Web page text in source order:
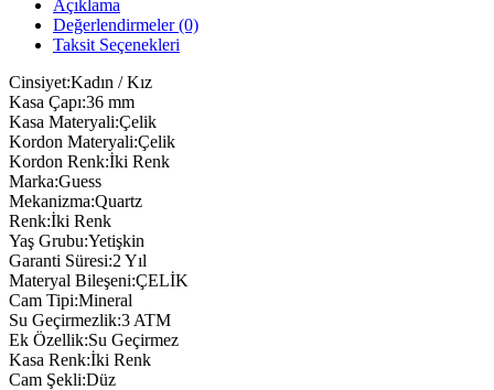
Açıklama
Değerlendirmeler (0)
Taksit Seçenekleri
Cinsiyet:Kadın / Kız
Kasa Çapı:36 mm
Kasa Materyali:Çelik
Kordon Materyali:Çelik
Kordon Renk:İki Renk
Marka:Guess
Mekanizma:Quartz
Renk:İki Renk
Yaş Grubu:Yetişkin
Garanti Süresi:2 Yıl
Materyal Bileşeni:ÇELİK
Cam Tipi:Mineral
Su Geçirmezlik:3 ATM
Ek Özellik:Su Geçirmez
Kasa Renk:İki Renk
Cam Şekli:Düz